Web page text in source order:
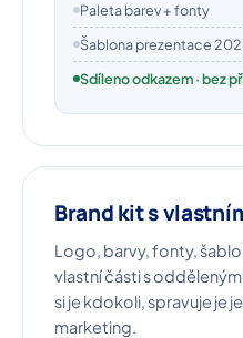
Paleta barev + fonty
Šablona prezentace
Sdíleno odkazem · bez
Brand kit s
Logo, barvy, fonty,
vlastní části s
si je kdokoli, spravuje je
marketing.